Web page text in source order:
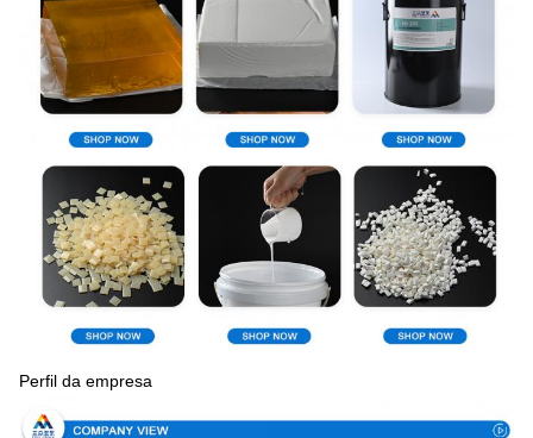
Perfil da empresa